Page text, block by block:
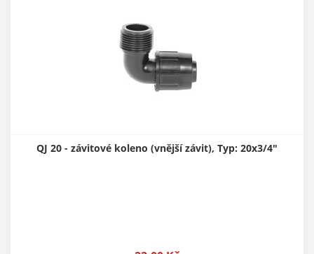
QJ 20 - závitové koleno (vnější závit), Typ: 20x3/4"